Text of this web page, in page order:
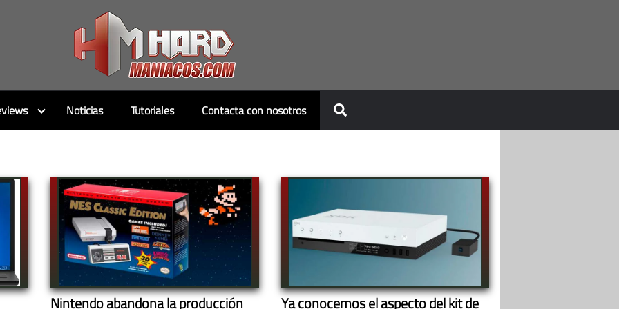
Noticias Tutoriales Contacta con nosotros
Nintendo abandona la producción
Ya conocemos el aspecto del kit de